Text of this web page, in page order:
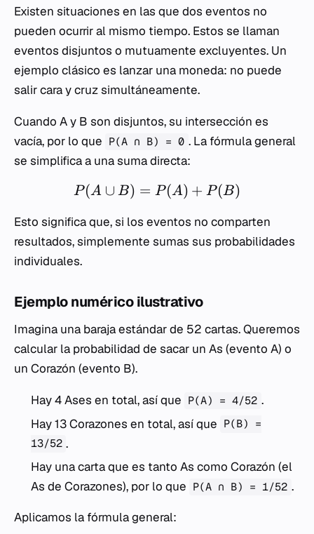
Existen situaciones en las que dos eventos no
pueden ocurrir al mismo tiempo. Estos se llaman
eventos disjuntos o mutuamente excluyentes. Un
ejemplo clásico es lanzar una moneda: no puede
salir cara y cruz simultáneamente.
Cuando A y B son disjuntos, su intersección es
vacía, por lo que P(A ∩ B) = 0 . La fórmula general
se simplifica a una suma directa:
P (A ∪ B) = P(A) + P(B)
Esto significa que, si los eventos no comparten
resultados, simplemente sumas sus probabilidades
individuales.
Ejemplo numérico ilustrativo
Imagina una baraja estándar de 52 cartas. Queremos
calcular la probabilidad de sacar un As (evento A) o
un Corazón (evento B).
Hay 4 Ases en total, así que P(A) = 4/52 .
Hay 13 Corazones en total, así que P(B) =
13/52 .
Hay una carta que es tanto As como Corazón (el
As de Corazones), por lo que P(A ∩ B) = 1/52 .
Aplicamos la fórmula general: